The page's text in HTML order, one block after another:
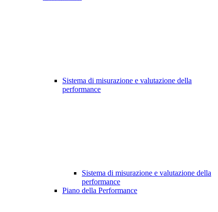
Sistema di misurazione e valutazione della
performance
Sistema di misurazione e valutazione della
performance
Piano della Performance